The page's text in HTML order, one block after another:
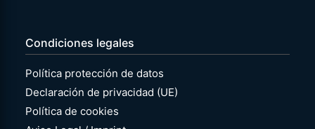
Condiciones legales
Política protección de datos
Declaración de privacidad (UE)
Política de cookies